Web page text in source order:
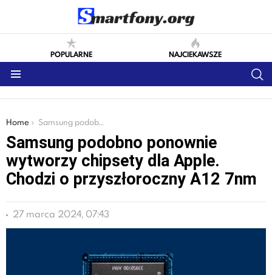
POPULARNE NAJCIEKAWSZE
You are here:
Home Samsung podobno ponownie wytworzy chipsety dla Apple. Chodzi o przyszłoroczny A12 7nm
Samsung podobno ponownie
wytworzy chipsety dla Apple.
Chodzi o przyszłoroczny A12 7nm
27 marca 2024, 07:43